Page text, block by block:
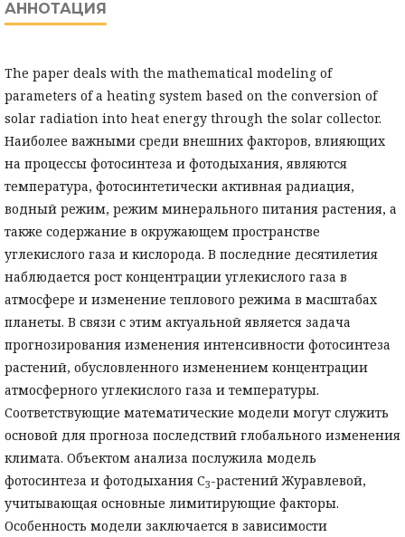
АННОТАЦИЯ
The paper deals with the mathematical modeling of
parameters of a heating system based on the conversion of
solar radiation into heat energy through the solar collector.
Наиболее важными среди внешних факторов, влияющих
на процессы фотосинтеза и фотодыхания, являются
температура, фотосинтетически активная радиация,
водный режим, режим минерального питания растения, а
также содержание в окружающем пространстве
углекислого газа и кислорода. В последние десятилетия
наблюдается рост концентрации углекислого газа в
атмосфере и изменение теплового режима в масштабах
планеты. В связи с этим актуальной является задача
прогнозирования изменения интенсивности фотосинтеза
растений, обусловленного изменением концентрации
атмосферного углекислого газа и температуры.
Соответствующие математические модели могут служить
основой для прогноза последствий глобального изменения
климата. Объектом анализа послужила модель
фотосинтеза и фотодыхания С3-растений Журавлевой,
учитывающая основные лимитирующие факторы.
Особенность модели заключается в зависимости